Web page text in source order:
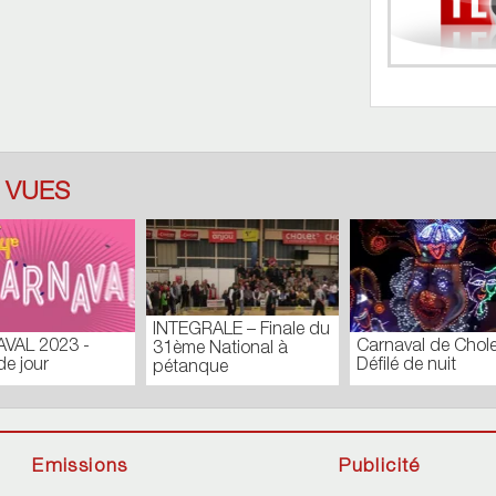
-
CARNAVAL 2018
Journal du Lundi 27
Août 2018
Emissions Publicité